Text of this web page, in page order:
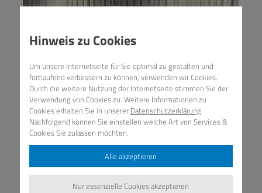
Hinweis zu Cookies
Um unsere Internetseite für Sie optimal zu gestalten und
fortlaufend verbessern zu können, verwenden wir Cookies.
Durch die weitere Nutzung der Internetseite stimmen Sie der
Verwendung von Cookies zu. Weitere Informationen zu
Cookies erhalten Sie in unserer Datenschutzerklärung.
Nachfolgend können Sie einstellen welche Art von Services &
Cookies Sie zulassen möchten.
Alle akzeptieren
Nur essenzielle Cookies akzeptieren